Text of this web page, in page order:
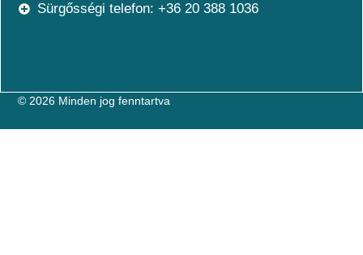
Sürgősségi telefon: +36 20 388 1036
© 2026 Minden jog fenntartva